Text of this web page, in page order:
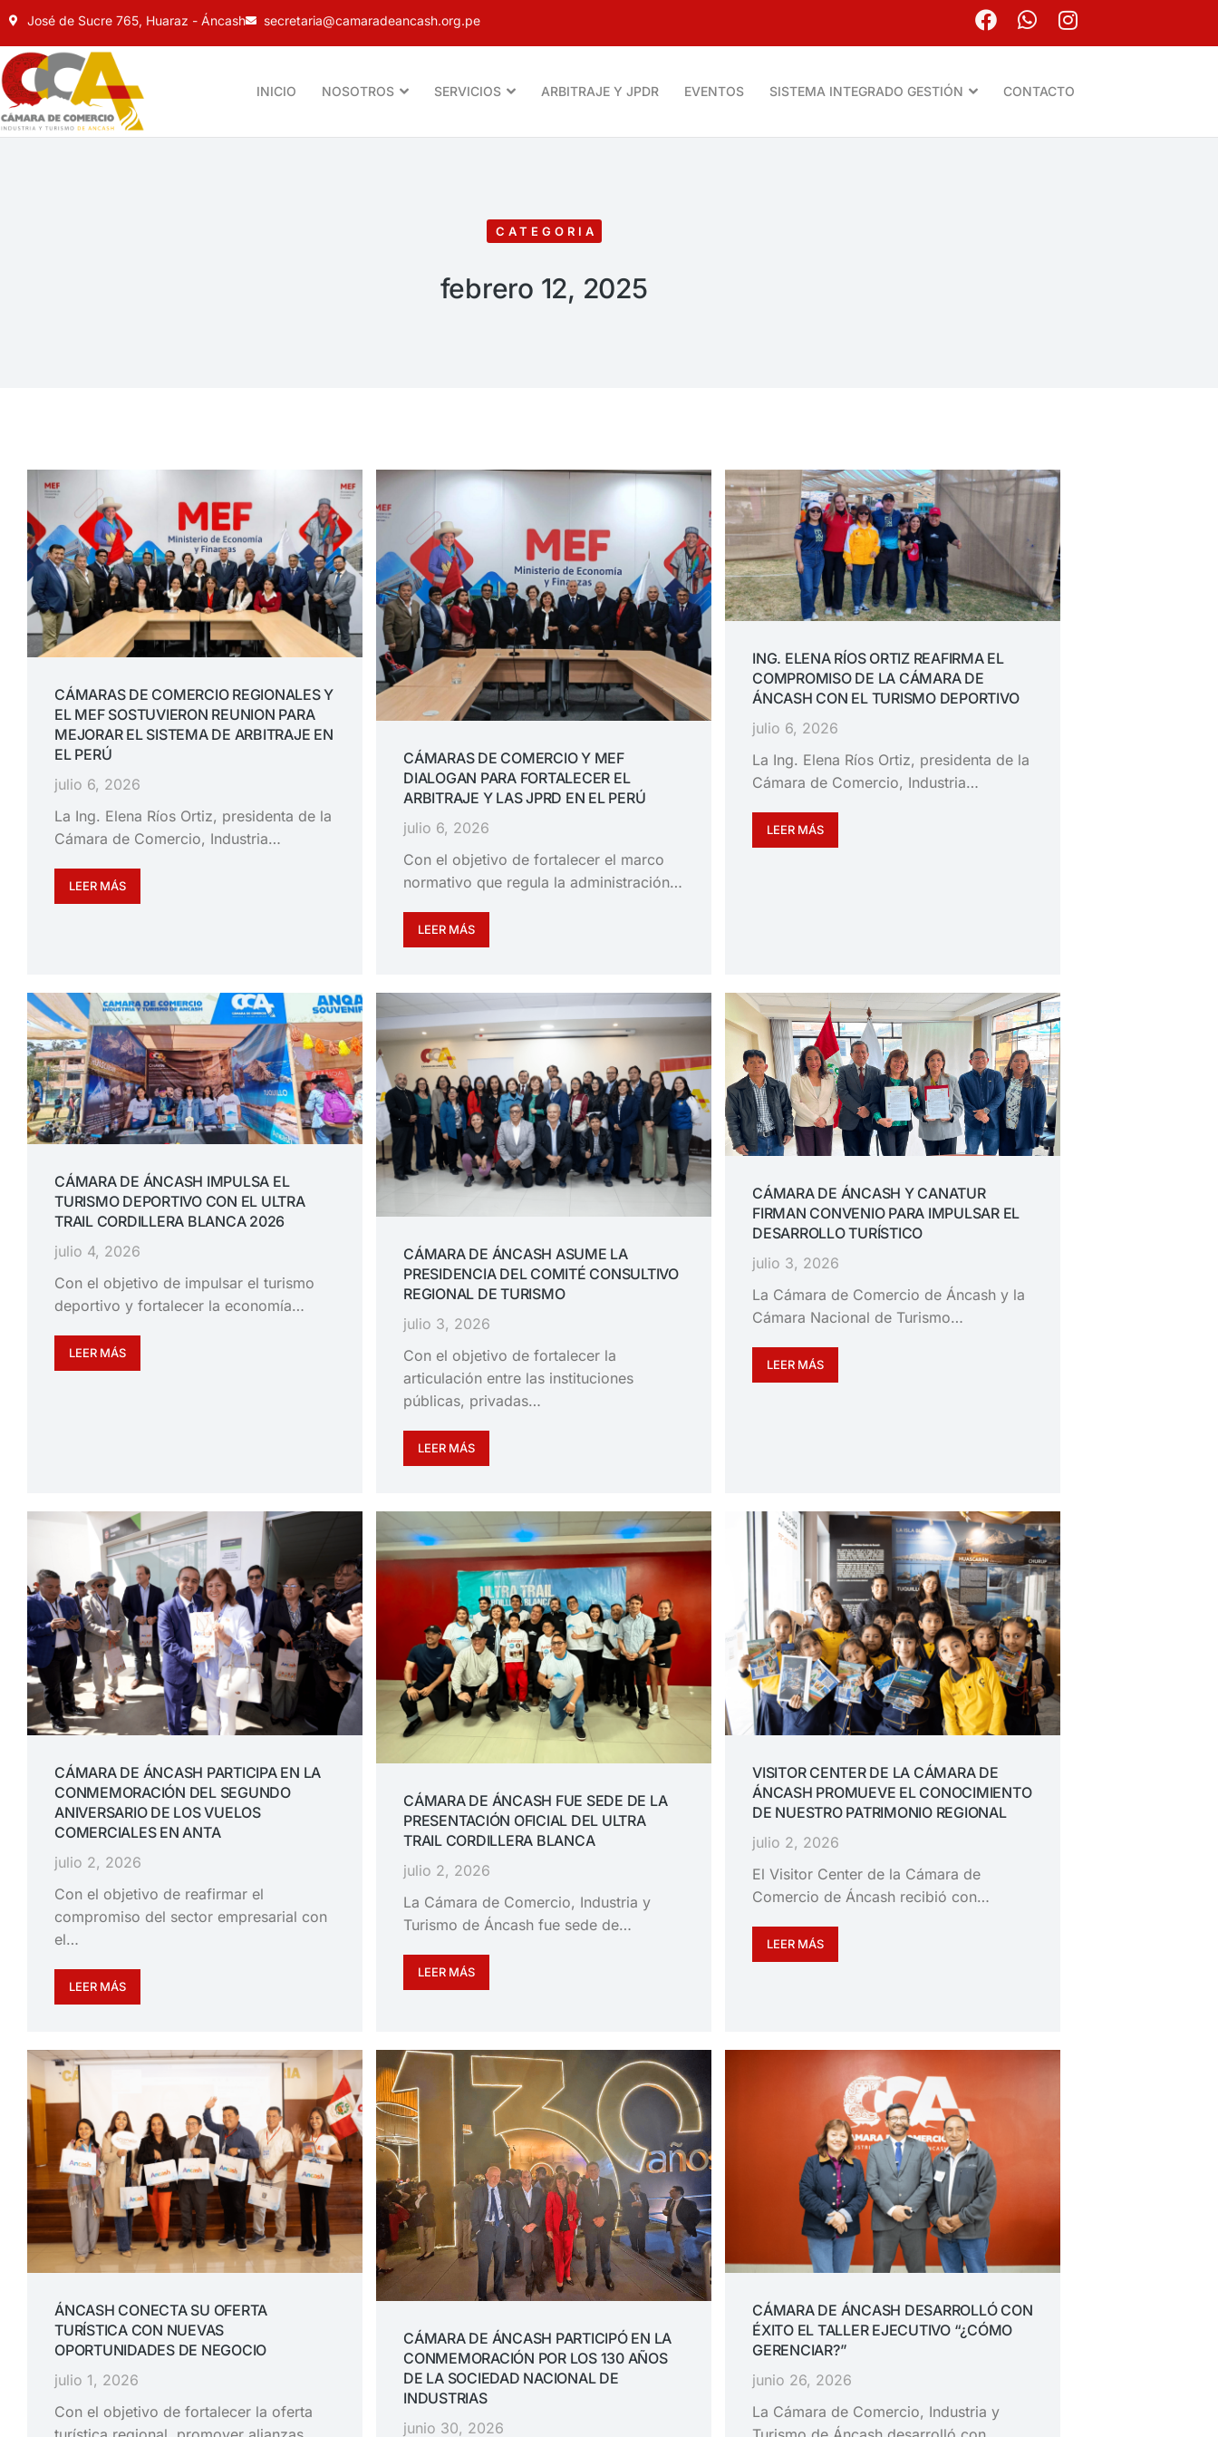
José de Sucre 765, Huaraz - Áncash secretaria@camaradeancash.org.pe
INICIO NOSOTROS SERVICIOS ARBITRAJE Y JPDR EVENTOS SISTEMA INTEGRADO GESTIÓN CONTACTO
CATEGORIA
febrero 12, 2025
CÁMARAS DE COMERCIO REGIONALES Y
EL MEF SOSTUVIERON REUNION PARA
MEJORAR EL SISTEMA DE ARBITRAJE EN
EL PERÚ
julio 6, 2026
La Ing. Elena Ríos Ortiz, presidenta de la
Cámara de Comercio, Industria…
LEER MÁS
CÁMARAS DE COMERCIO Y MEF
DIALOGAN PARA FORTALECER EL
ARBITRAJE Y LAS JPRD EN EL PERÚ
julio 6, 2026
Con el objetivo de fortalecer el marco
normativo que regula la administración…
LEER MÁS
ING. ELENA RÍOS ORTIZ REAFIRMA EL
COMPROMISO DE LA CÁMARA DE
ÁNCASH CON EL TURISMO DEPORTIVO
julio 6, 2026
La Ing. Elena Ríos Ortiz, presidenta de la
Cámara de Comercio, Industria…
LEER MÁS
CÁMARA DE ÁNCASH IMPULSA EL
TURISMO DEPORTIVO CON EL ULTRA
TRAIL CORDILLERA BLANCA 2026
julio 4, 2026
Con el objetivo de impulsar el turismo
deportivo y fortalecer la economía…
LEER MÁS
CÁMARA DE ÁNCASH ASUME LA
PRESIDENCIA DEL COMITÉ CONSULTIVO
REGIONAL DE TURISMO
julio 3, 2026
Con el objetivo de fortalecer la
articulación entre las instituciones
públicas, privadas…
LEER MÁS
CÁMARA DE ÁNCASH Y CANATUR
FIRMAN CONVENIO PARA IMPULSAR EL
DESARROLLO TURÍSTICO
julio 3, 2026
La Cámara de Comercio de Áncash y la
Cámara Nacional de Turismo…
LEER MÁS
CÁMARA DE ÁNCASH PARTICIPA EN LA
CONMEMORACIÓN DEL SEGUNDO
ANIVERSARIO DE LOS VUELOS
COMERCIALES EN ANTA
julio 2, 2026
Con el objetivo de reafirmar el
compromiso del sector empresarial con
el…
LEER MÁS
CÁMARA DE ÁNCASH FUE SEDE DE LA
PRESENTACIÓN OFICIAL DEL ULTRA
TRAIL CORDILLERA BLANCA
julio 2, 2026
La Cámara de Comercio, Industria y
Turismo de Áncash fue sede de…
LEER MÁS
VISITOR CENTER DE LA CÁMARA DE
ÁNCASH PROMUEVE EL CONOCIMIENTO
DE NUESTRO PATRIMONIO REGIONAL
julio 2, 2026
El Visitor Center de la Cámara de
Comercio de Áncash recibió con…
LEER MÁS
ÁNCASH CONECTA SU OFERTA
TURÍSTICA CON NUEVAS
OPORTUNIDADES DE NEGOCIO
julio 1, 2026
Con el objetivo de fortalecer la oferta
CÁMARA DE ÁNCASH PARTICIPÓ EN LA
CONMEMORACIÓN POR LOS 130 AÑOS
DE LA SOCIEDAD NACIONAL DE
INDUSTRIAS
junio 30, 2026
CÁMARA DE ÁNCASH DESARROLLÓ CON
ÉXITO EL TALLER EJECUTIVO “¿CÓMO
GERENCIAR?”
junio 26, 2026
La Cámara de Comercio, Industria y